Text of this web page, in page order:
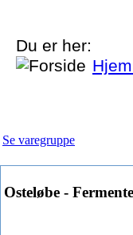
Du er her:
Se varegruppe
Osteløbe -